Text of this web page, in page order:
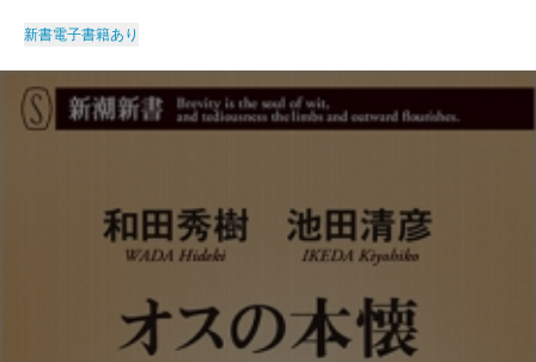
新書電子書籍あり